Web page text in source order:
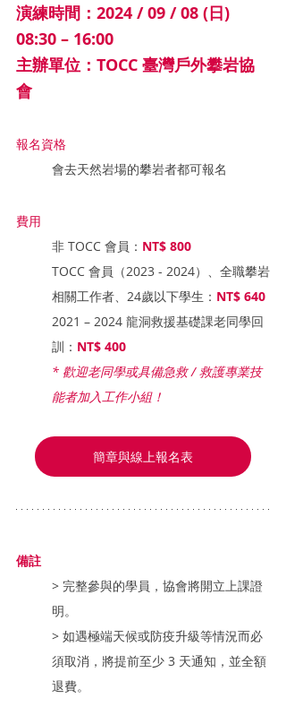
演練時間：2024 / 09 / 08 (日)
08:30 – 16:00
主辦單位：TOCC 臺灣戶外攀岩協
會
報名資格
會去天然岩場的攀岩者都可報名
費用
非 TOCC 會員： NT$ 800
TOCC 會員（2023 - 2024）、全職攀岩
相關工作者、24歲以下學生： NT$ 640
2021 – 2024 龍洞救援基礎課老同學回
訓： NT$ 400
* 歡迎老同學或具備急救 / 救護專業技
能者加入工作小組！
簡章與線上報名表
備註
> 完整參與的學員，協會將開立上課證
明。
> 如遇極端天候或防疫升級等情況而必
須取消，將提前至少 3 天通知，並全額
退費。